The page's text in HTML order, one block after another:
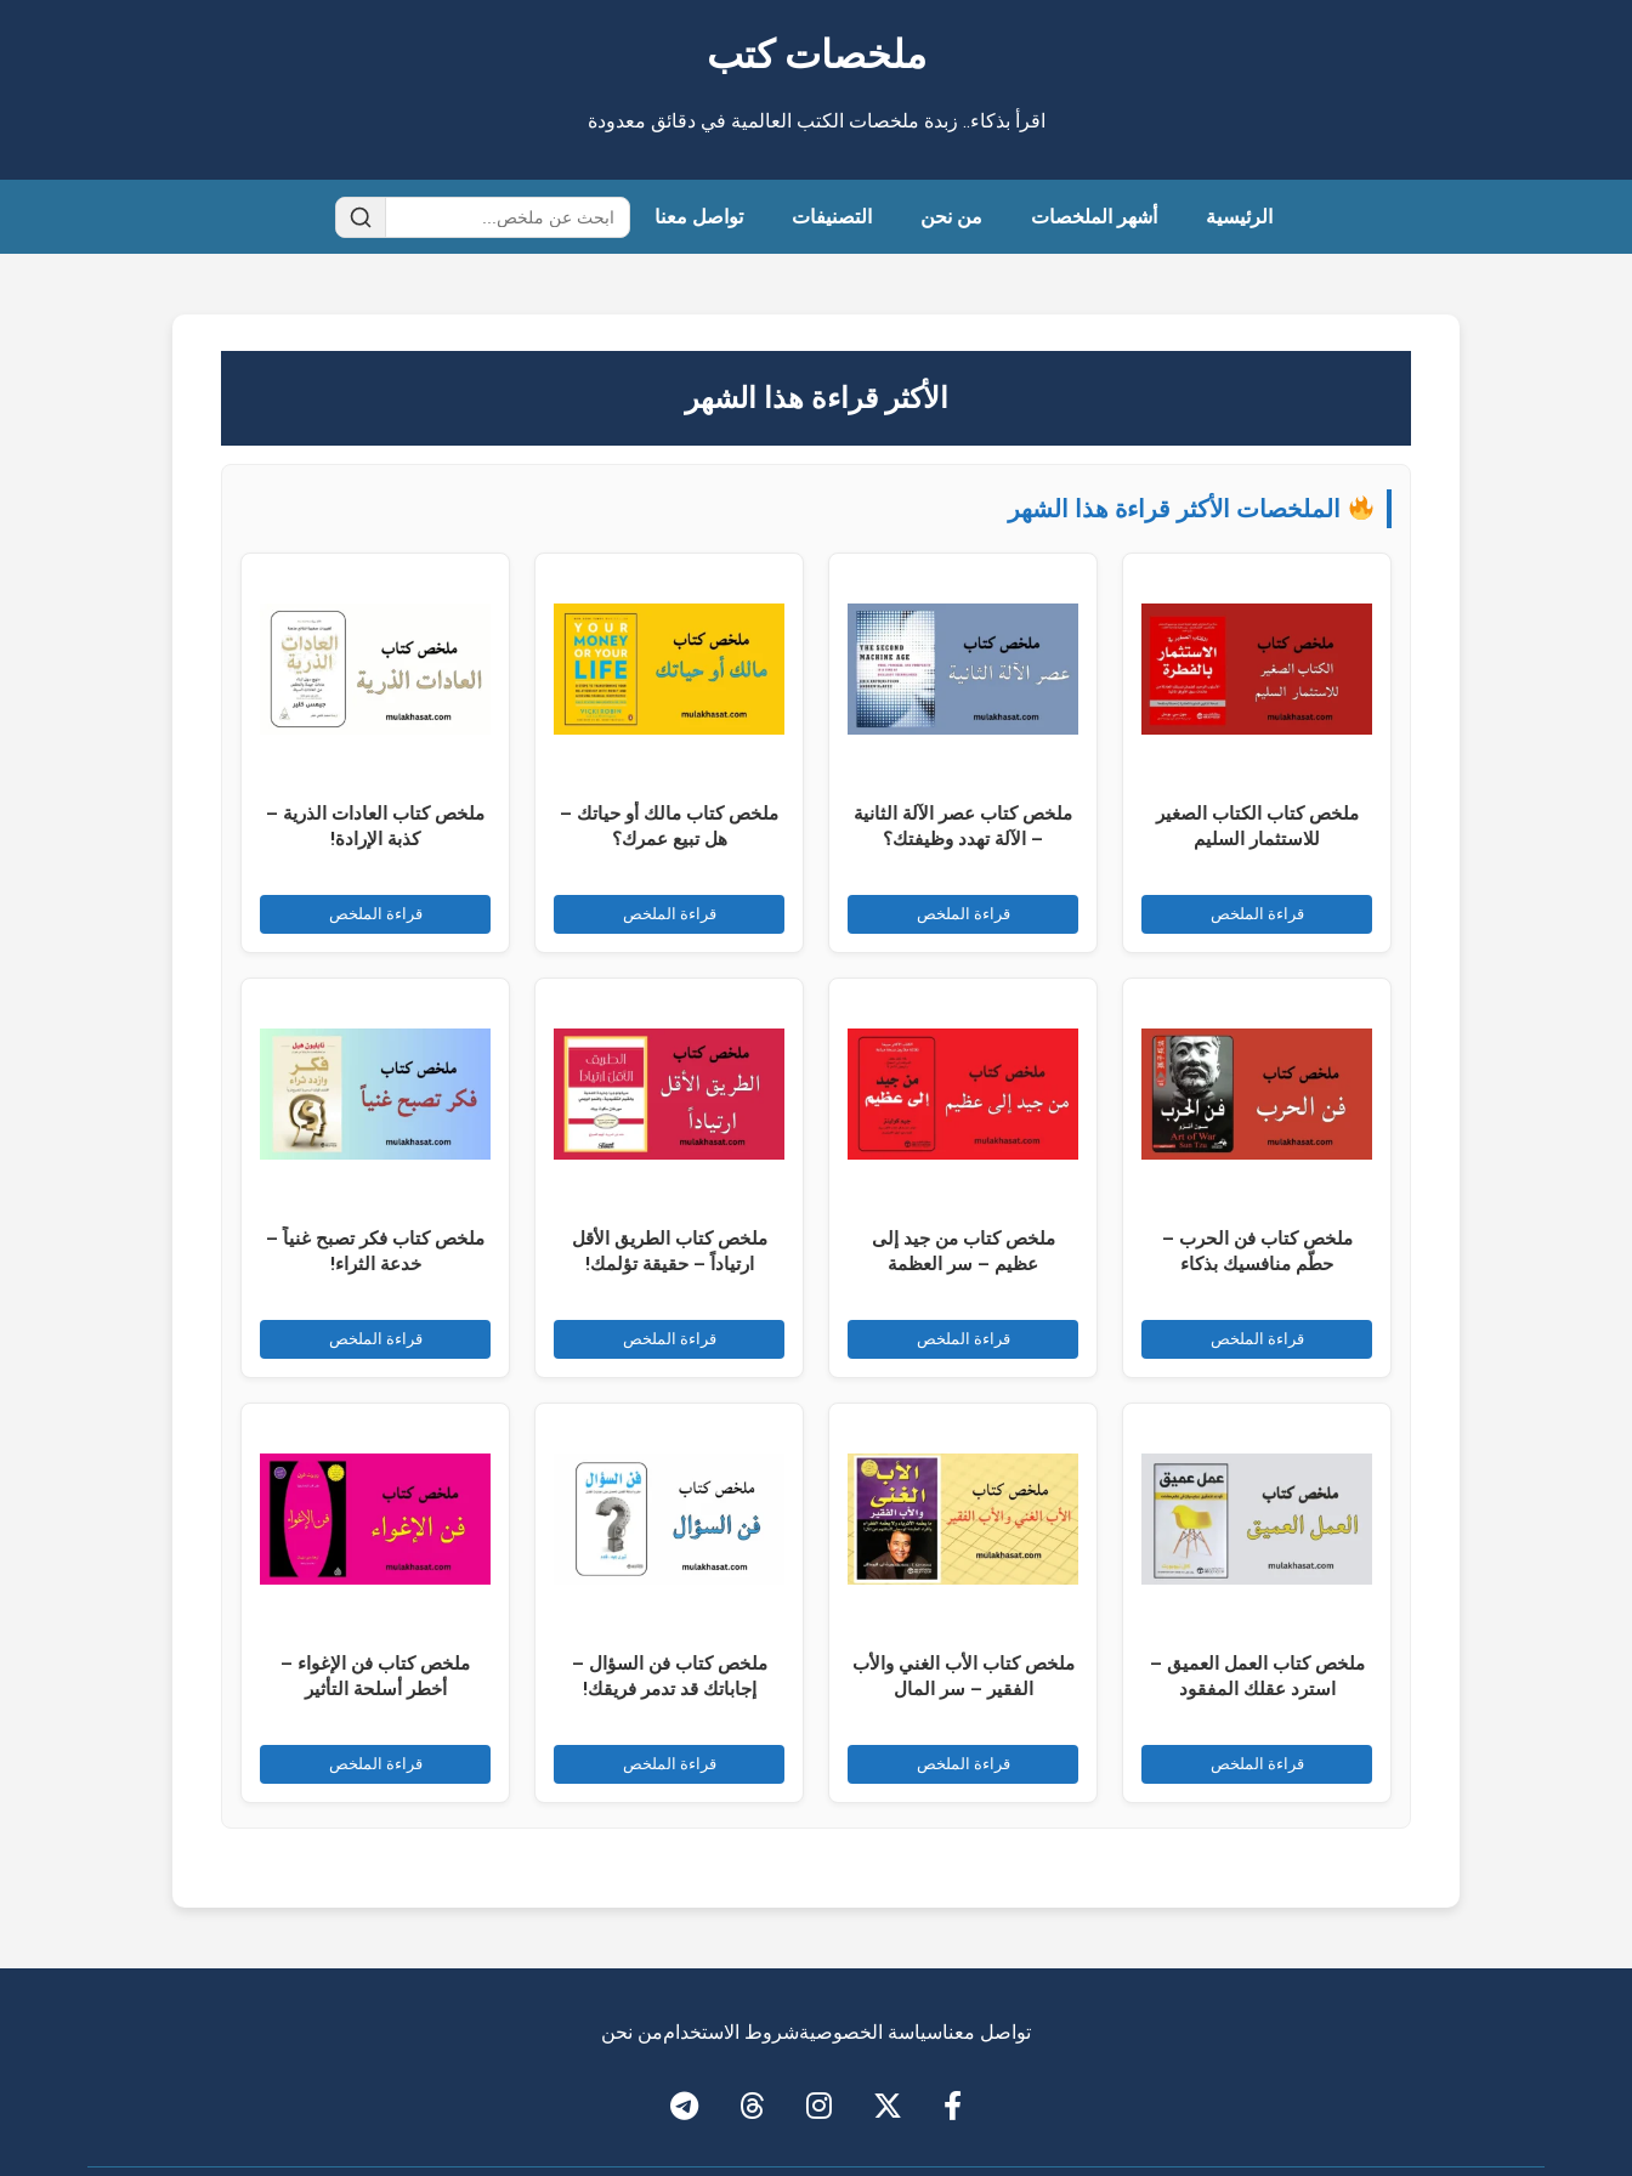
ملخصات كتب
اقرأ بذكاء.. زبدة ملخصات الكتب العالمية في دقائق معدودة
الرئيسية أشهر الملخصات من نحن التصنيفات تواصل معنا
الأكثر قراءة هذا الشهر
الملخصات الأكثر قراءة هذا الشهر
ملخص كتاب الكتاب الصغير
للاستثمار السليم
قراءة الملخص
ملخص كتاب عصر الآلة الثانية
– الآلة تهدد وظيفتك؟
قراءة الملخص
ملخص كتاب مالك أو حياتك –
هل تبيع عمرك؟
قراءة الملخص
ملخص كتاب العادات الذرية –
كذبة الإرادة!
قراءة الملخص
ملخص كتاب فن الحرب –
حطّم منافسيك بذكاء
قراءة الملخص
ملخص كتاب من جيد إلى
عظيم – سر العظمة
قراءة الملخص
ملخص كتاب الطريق الأقل
ارتياداً – حقيقة تؤلمك!
قراءة الملخص
ملخص كتاب فكر تصبح غنياً –
خدعة الثراء!
قراءة الملخص
ملخص كتاب العمل العميق –
استرد عقلك المفقود
قراءة الملخص
ملخص كتاب الأب الغني والأب
الفقير – سر المال
قراءة الملخص
ملخص كتاب فن السؤال –
إجاباتك قد تدمر فريقك!
قراءة الملخص
ملخص كتاب فن الإغواء –
أخطر أسلحة التأثير
قراءة الملخص
تواصل معناسياسة الخصوصيةشروط الاستخداممن نحن